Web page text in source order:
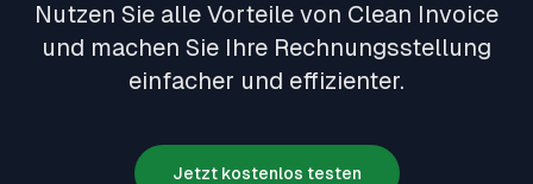
Nutzen Sie alle Vorteile von Clean Invoice
und machen Sie Ihre Rechnungsstellung
einfacher und effizienter.
Jetzt kostenlos testen